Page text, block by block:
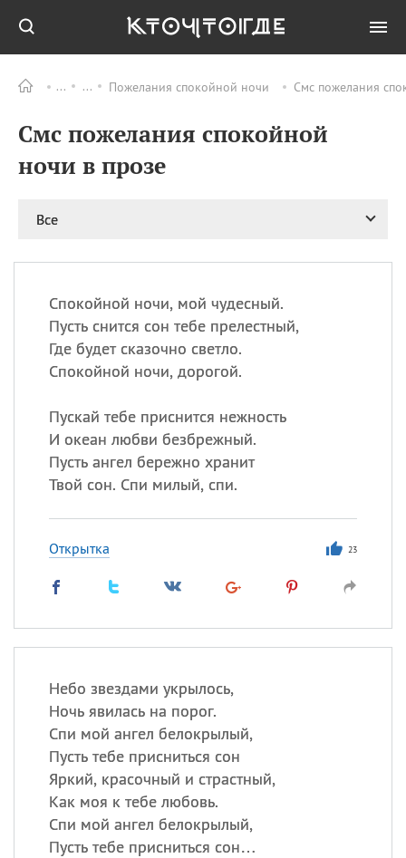
Пожелания спокойной ночи Смс пожелания
Смс пожелания спокойной
ночи в прозе
Все
Спокойной ночи, мой чудесный.
Пусть снится сон тебе прелестный,
Где будет сказочно светло.
Спокойной ночи, дорогой.
Пускай тебе приснится нежность
И океан любви безбрежный.
Пусть ангел бережно хранит
Твой сон. Спи милый, спи.
Открытка 23
Небо звездами укрылось,
Ночь явилась на порог.
Спи мой ангел белокрылый,
Пусть тебе присниться сон
Яркий, красочный и страстный,
Как моя к тебе любовь.
Спи мой ангел белокрылый,
Пусть тебе присниться сон…
ПРАЗДНИКИ Все
09.08 День памяти жертв
день
рисового пудинга
09.08 День Дымняшки
(Smokey Bear Day)
Сегодня празднуют именины
Сергей